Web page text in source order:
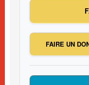
FAIRE UN